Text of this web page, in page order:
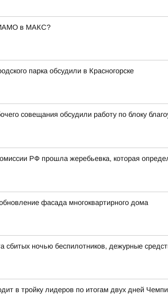
в МАКС?
парка обсудили в Красногорске
совещания обсудили работу по блоку
РФ прошла жеребьевка, которая
фасада многоквартирного дома
сбитых ночью беспилотников, дежурные
в тройку лидеров по итогам двух дней